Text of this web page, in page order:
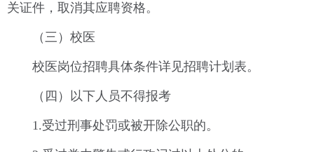
关证件，取消其应聘资格。
（三）校医
校医岗位招聘具体条件详见招聘计划表。
（四）以下人员不得报考
1.受过刑事处罚或被开除公职的。